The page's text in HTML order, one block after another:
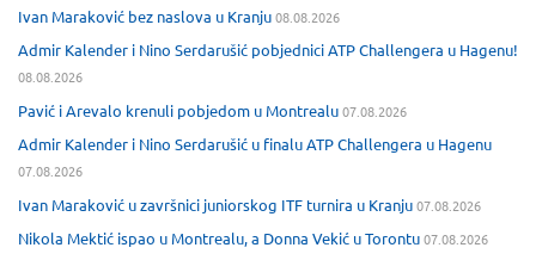
Ivan Maraković bez naslova u Kranju08.08.2026
Admir Kalender i Nino Serdarušić pobjednici ATP Challengera u Hagenu!
08.08.2026
Pavić i Arevalo krenuli pobjedom u Montrealu07.08.2026
Admir Kalender i Nino Serdarušić u finalu ATP Challengera u Hagenu
07.08.2026
Ivan Maraković u završnici juniorskog ITF turnira u Kranju07.08.2026
Nikola Mektić ispao u Montrealu, a Donna Vekić u Torontu07.08.2026